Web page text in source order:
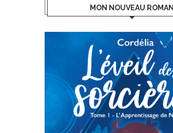
MON NOUVEAU ROMAN